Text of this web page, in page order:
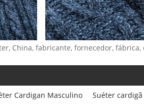
China, fabricante, fornecedor,
Cardigan Masculino
Suéter